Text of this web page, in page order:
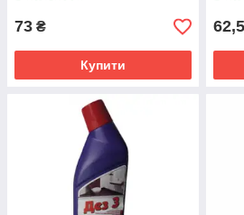
73 ₴
Купити